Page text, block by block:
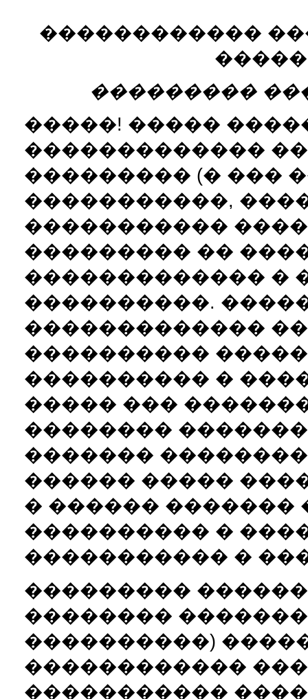
������������
���������
�����! �����
�������������
��������� (� ���
�����������,
�����������
��������� ��
������������� �
����������.
�������������
����������
���������� �
����� ���
��������
�������
������ �����
� ������ �������
���������� �
����������� �
���������
��������
����������)
������������
�����������